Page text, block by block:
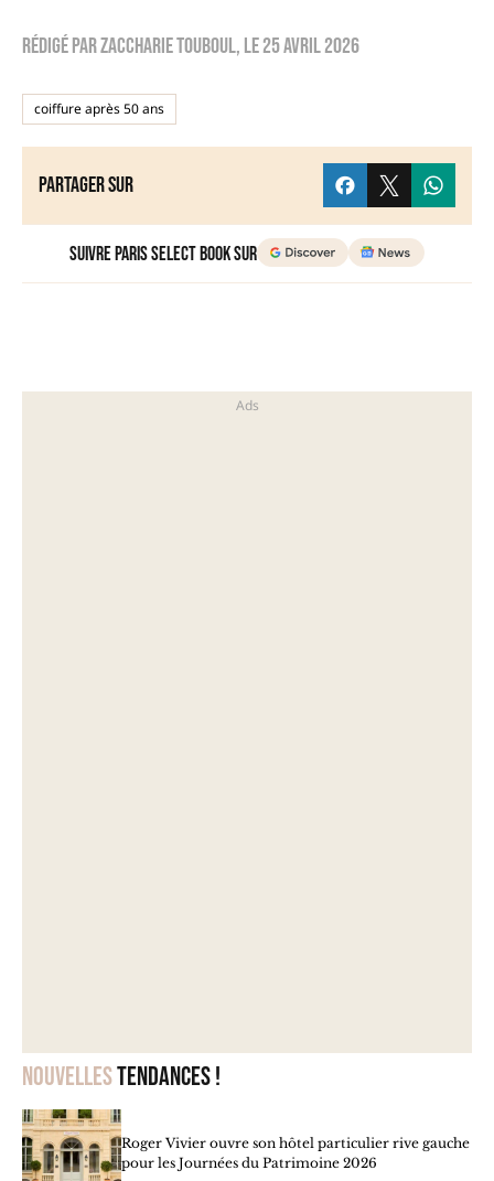
Nouvellestendances !
Roger Vivier ouvre son hôtel particulier rive gauche
pour les Journées du Patrimoine 2026
Rédigé parzaccharie touboul, le25 avril 2026
coiffure après 50 ans
Partager sur
Suivre Paris Select Book sur